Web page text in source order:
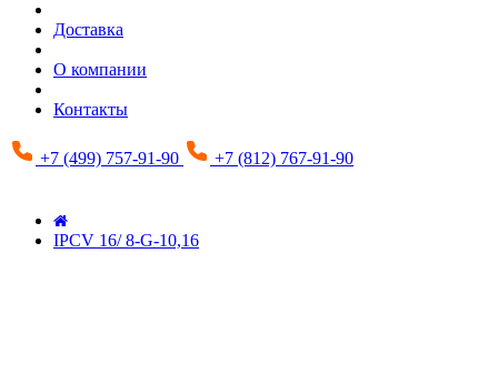
Доставка
О компании
Контакты
+7 (499) 757-91-90 +7 (812) 767-91-90
IPCV 16/ 8-G-10,16